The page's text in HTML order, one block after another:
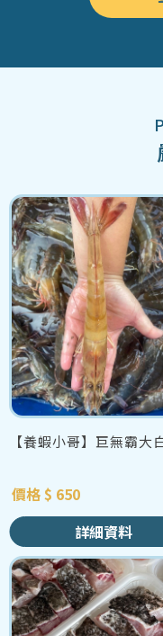
【養蝦小哥】巨無霸大
價格 $ 650
詳細資料